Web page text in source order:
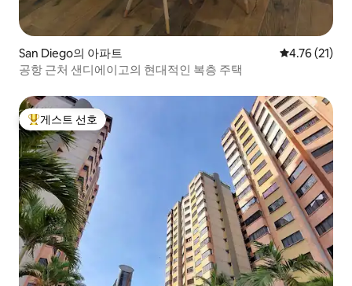
San Diego의 아파트 평점 4.76점
4.76 (21)
공항 근처 샌디에이고의 현대적인 복층 주택
상위 게스트 선호
게스트 선호